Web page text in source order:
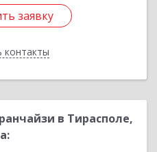
заявку
контакты
заявку
в Тирасполе,